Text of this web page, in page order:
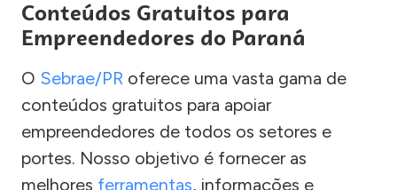
Conteúdos Gratuitos para
Empreendedores do Paraná
O Sebrae/PR oferece uma vasta gama de
conteúdos gratuitos para apoiar
empreendedores de todos os setores e
portes. Nosso objetivo é fornecer as
melhores ferramentas, informações e